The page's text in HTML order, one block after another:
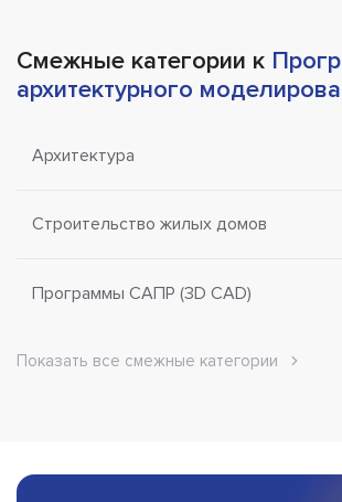
Смежные категории к
архитектурного
Архитектура
Строительство жилых домов
Программы САПР (3D CAD)
Показать все смежные категории